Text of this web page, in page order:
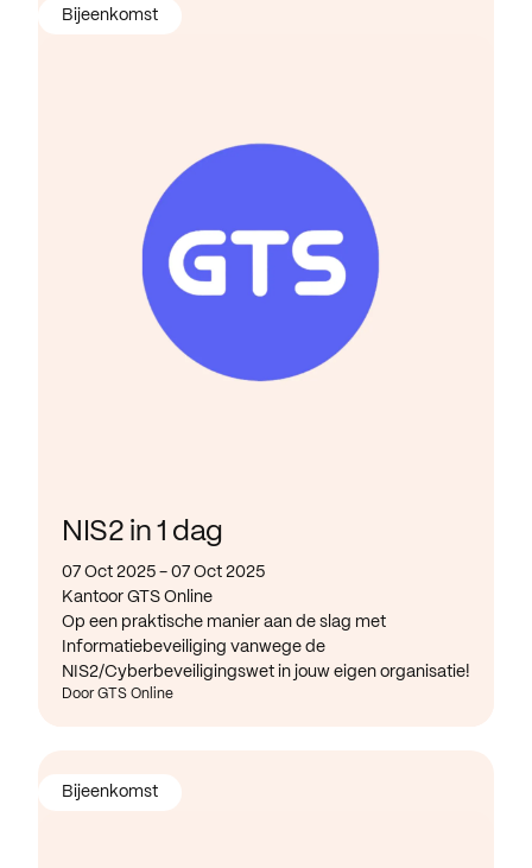
NIS2 in 1 dag
07 Oct 2025 - 07 Oct 2025
Kantoor GTS Online
Op een praktische manier aan de slag met
Informatiebeveiliging vanwege de
NIS2/Cyberbeveiligingswet in jouw eigen organisatie!
Door GTS Online
Bijeenkomst
Bijeenkomst